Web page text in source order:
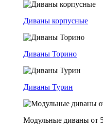
Диваны корпусные
Диваны Торино
Диваны Турин
Модульные диваны от